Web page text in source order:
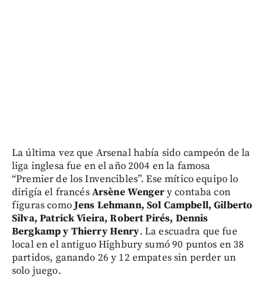
La última vez que Arsenal había sido campeón de la
liga inglesa fue en el año 2004 en la famosa
“Premier de los Invencibles”. Ese mítico equipo lo
dirigía el francésArsène Wengery contaba con
figuras comoJens Lehmann, Sol Campbell, Gilberto
Silva, Patrick Vieira, Robert Pirés, Dennis
Bergkamp y Thierry Henry. La escuadra que fue
local en el antiguo Highbury sumó 90 puntos en 38
partidos, ganando 26 y 12 empates sin perder un
solo juego.